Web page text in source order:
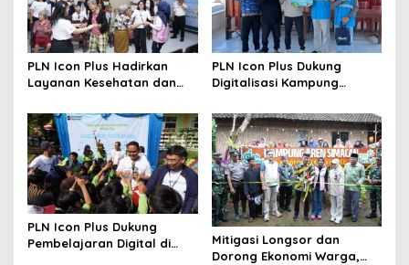
PLN Icon Plus Hadirkan
Layanan Kesehatan dan
PLN Icon Plus Dukung
Digitalisasi Kampung
Gratis di Desa Nelayan
Rajatama
PLN Icon Plus Dukung
Pembelajaran Digital di
Mitigasi Longsor dan
Dorong Ekonomi Warga,